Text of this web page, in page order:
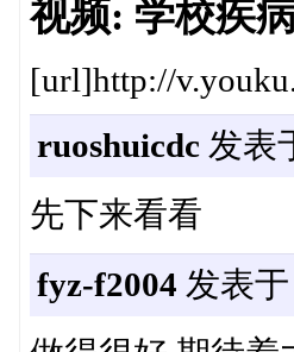
视频: 学校疾
[url]http://
ruoshuicdc发表
先下来看看
fyz-f2004 发表